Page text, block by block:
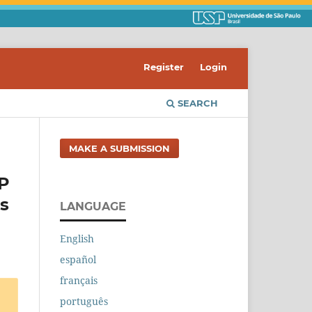
SEARCH
Register Login
MAKE A SUBMISSION
LANGUAGE
English
español
français
português